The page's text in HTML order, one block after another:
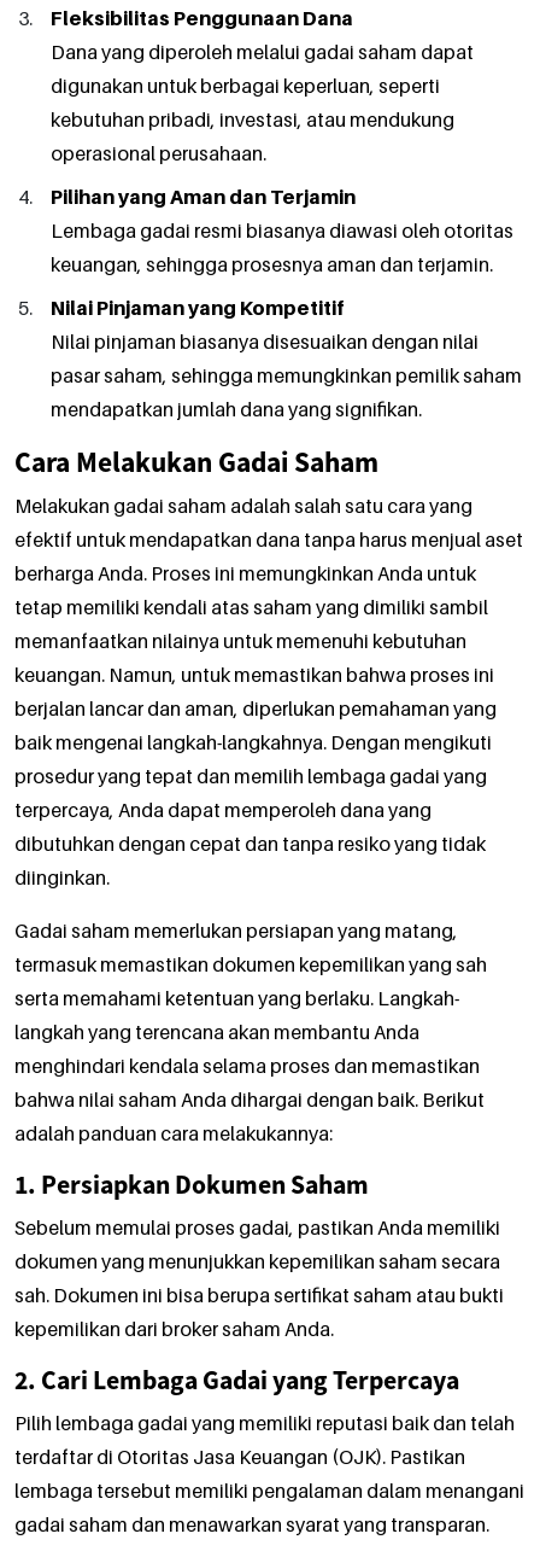
Fleksibilitas Penggunaan Dana
Dana yang diperoleh melalui gadai saham dapat
digunakan untuk berbagai keperluan, seperti
kebutuhan pribadi, investasi, atau mendukung
operasional perusahaan.
Pilihan yang Aman dan Terjamin
Lembaga gadai resmi biasanya diawasi oleh otoritas
keuangan, sehingga prosesnya aman dan terjamin.
Nilai Pinjaman yang Kompetitif
Nilai pinjaman biasanya disesuaikan dengan nilai
pasar saham, sehingga memungkinkan pemilik saham
mendapatkan jumlah dana yang signifikan.
Cara Melakukan Gadai Saham
Melakukan gadai saham adalah salah satu cara yang
efektif untuk mendapatkan dana tanpa harus menjual aset
berharga Anda. Proses ini memungkinkan Anda untuk
tetap memiliki kendali atas saham yang dimiliki sambil
memanfaatkan nilainya untuk memenuhi kebutuhan
keuangan. Namun, untuk memastikan bahwa proses ini
berjalan lancar dan aman, diperlukan pemahaman yang
baik mengenai langkah-langkahnya. Dengan mengikuti
prosedur yang tepat dan memilih lembaga gadai yang
terpercaya, Anda dapat memperoleh dana yang
dibutuhkan dengan cepat dan tanpa resiko yang tidak
diinginkan.
Gadai saham memerlukan persiapan yang matang,
termasuk memastikan dokumen kepemilikan yang sah
serta memahami ketentuan yang berlaku. Langkah-
langkah yang terencana akan membantu Anda
menghindari kendala selama proses dan memastikan
bahwa nilai saham Anda dihargai dengan baik. Berikut
adalah panduan cara melakukannya:
1. Persiapkan Dokumen Saham
Sebelum memulai proses gadai, pastikan Anda memiliki
dokumen yang menunjukkan kepemilikan saham secara
sah. Dokumen ini bisa berupa sertifikat saham atau bukti
kepemilikan dari broker saham Anda.
2. Cari Lembaga Gadai yang Terpercaya
Pilih lembaga gadai yang memiliki reputasi baik dan telah
terdaftar di Otoritas Jasa Keuangan (OJK). Pastikan
lembaga tersebut memiliki pengalaman dalam menangani
gadai saham dan menawarkan syarat yang transparan.